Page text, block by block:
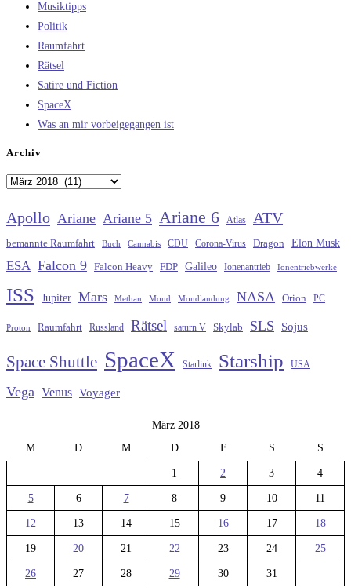
Musiktipps
Politik
Raumfahrt
Rätsel
Satire und Fiction
SpaceX
Was an mir vorbeigegangen ist
Archiv
Archiv
Apollo Ariane Ariane 5 Ariane 6 Atlas ATV
bemannte Raumfahrt Buch Cannabis CDU Corona-Virus Dragon Elon Musk
ESA Falcon 9 Falcon Heavy FDP Galileo Ionenantrieb Ionentriebwerke
ISS Jupiter Mars Methan Mond Mondlandung NASA Orion PC
Proton Raumfahrt Russland Rätsel saturn V Skylab SLS Sojus
Space Shuttle SpaceX Starlink Starship USA
Vega Venus Voyager
März 2018
M
D M D F S S
1 2 3 4
5 6 7 8 9 10 11
12 13 14 15 16 17 18
19 20 21 22 23 24 25
26 27 28 29 30 31